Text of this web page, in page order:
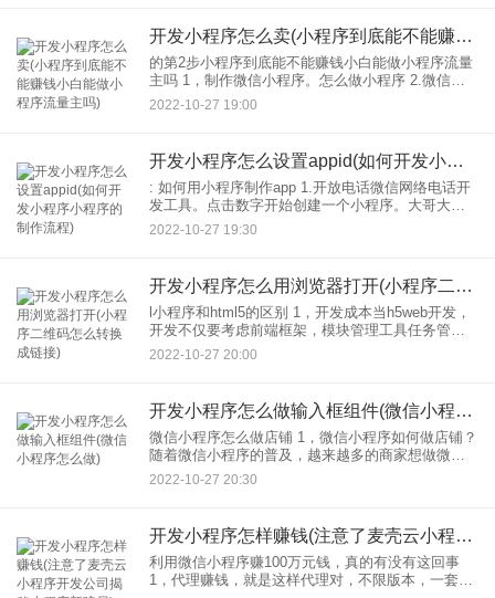
开发小程序怎么卖(小程序到底能不能赚钱小白能做小程序流量主吗)
的第2步小程序到底能不能赚钱小白能做小程序流量
主吗 1，制作微信小程序。怎么做小程序 2.微信小
程序自己可以吗？4.做一个微信小程序需要多少钱。
3.如何创建自己的小程序6。送货上门微信
2022-10-27 19:00
开发小程序怎么设置appid(如何开发小程序小程序的制作流程)
: 如何用小程序制作app 1.开放电话微信网络电话开
发工具。点击数字开始创建一个小程序。大哥大毒
是我已经创建好的一个演示：项目小程序，仅供参
考。 2.创建小程序项目需要：项目名称，Appi
2022-10-27 19:30
开发小程序怎么用浏览器打开(小程序二维码怎么转换成链接)
l小程序和html5的区别 1，开发成本当h5web开发，
开发不仅要考虑前端框架，模块管理工具任务管理
工具还要 2.运行环境h5的传统运行环境是浏览器。
虽然在微信小程序 at开发中会用到一些
2022-10-27 20:00
开发小程序怎么做输入框组件(微信小程序怎么做)
微信小程序怎么做店铺 1，微信小程序如何做店铺？
随着微信小程序的普及，越来越多的商家想做微信
小程序。下面是怎么做的。 2.注册微信小程序账
号，点击“立即注册”，选择小程序模块，按要求填写
2022-10-27 20:30
开发小程序怎样赚钱(注意了麦壳云小程序开发公司揭秘小程序新骗局)
利用微信小程序赚100万元钱，真的有没有这回事
1，代理赚钱，就是这样代理对，不限版本，一套